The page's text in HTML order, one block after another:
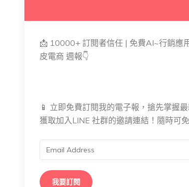
📩 10000+ 訂閱者信任 | 免費AI~行銷應
皮電商 週報👇
📱 立即免費訂閱我的電子報，搶先掌握
獲取加入LINE 社群的邀請連結！隨時可
我要訂閱